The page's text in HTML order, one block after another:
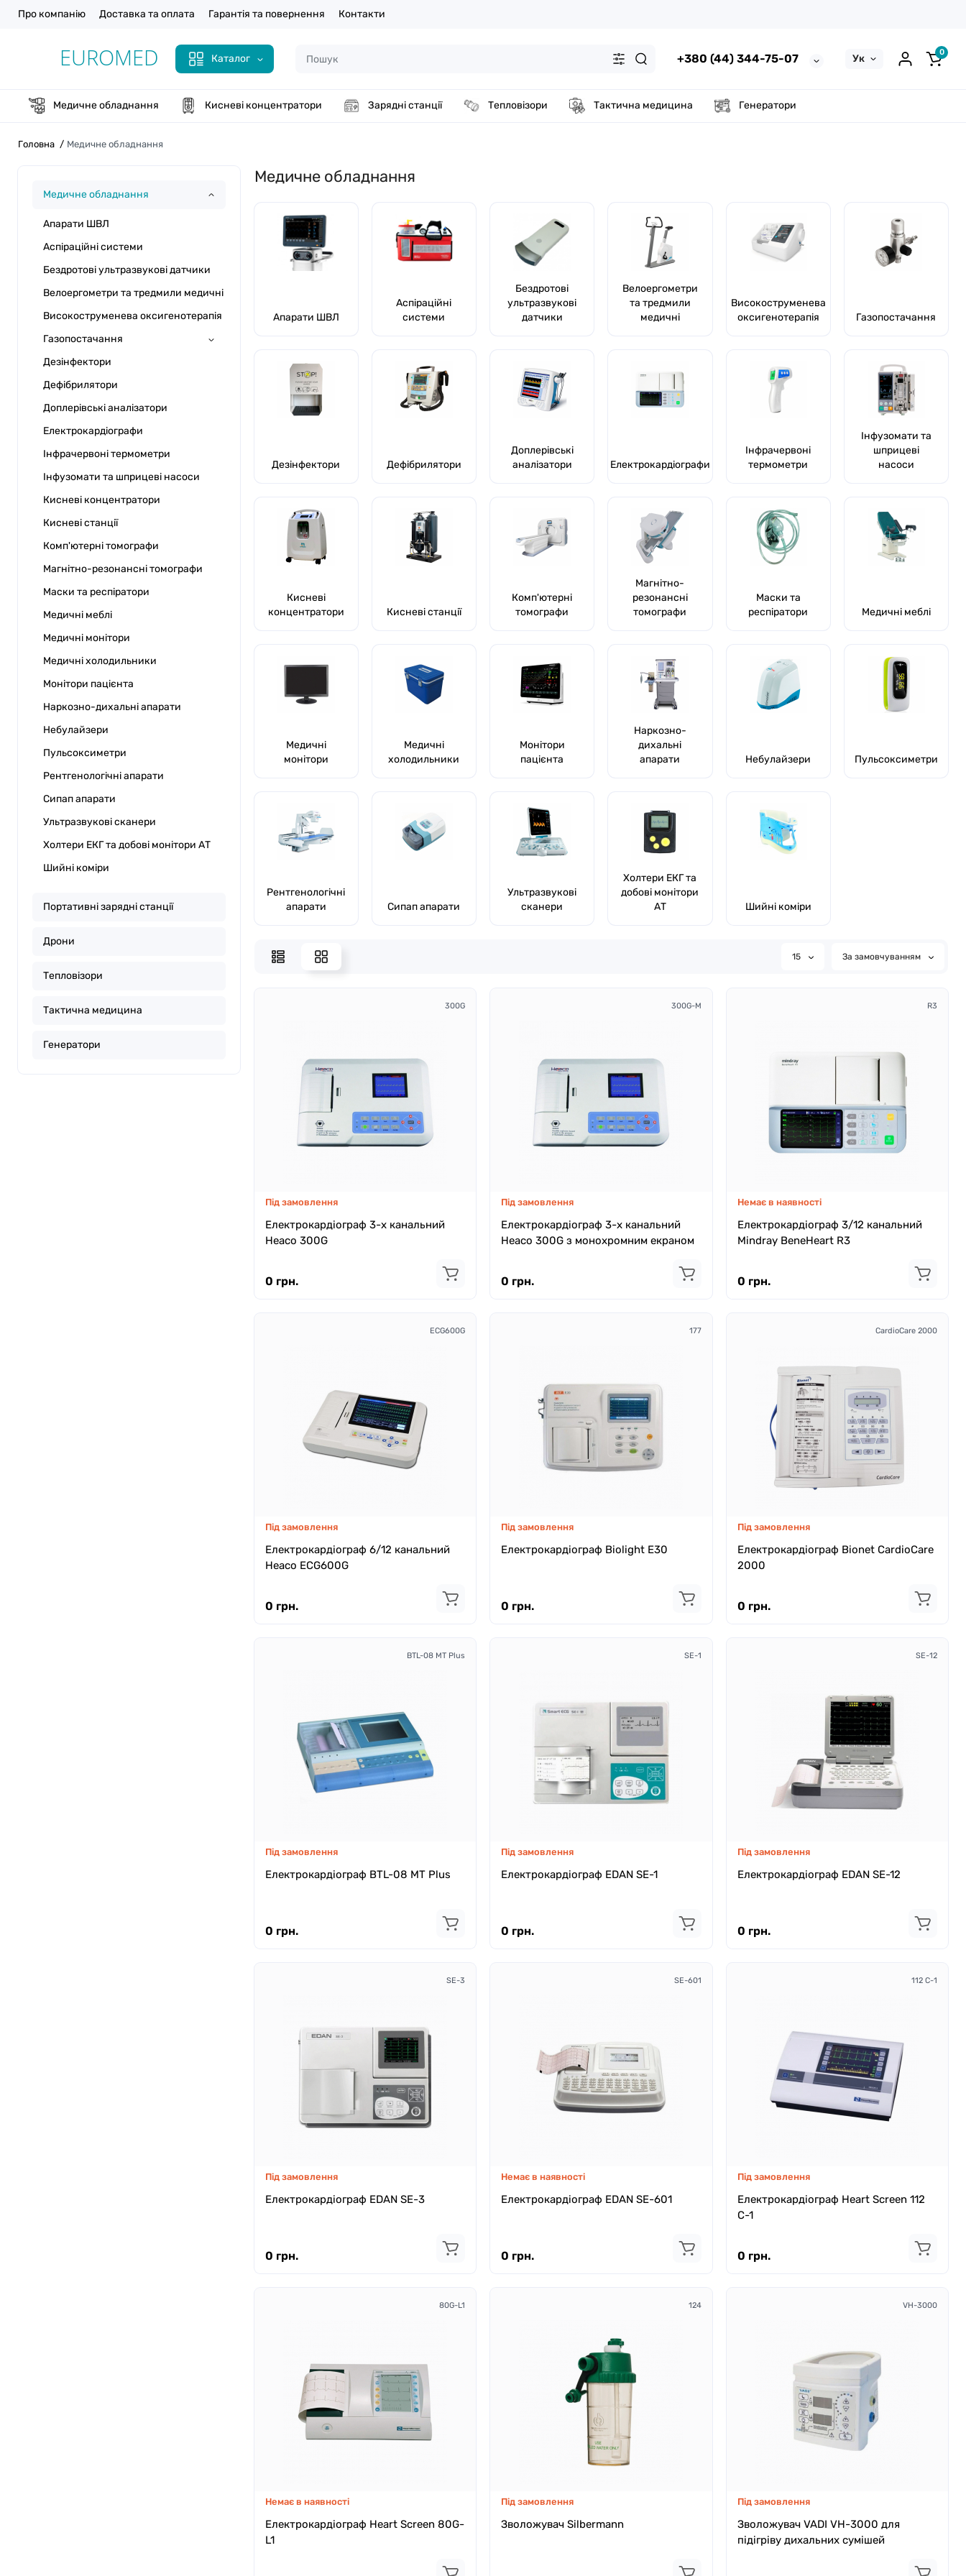
Про компанію Доставка та оплата Гарантія та повернення Контакти
Каталог +380 (44) 344-75-07 Ук
0
Медичне обладнання Кисневі концентратори Зарядні станції Тепловізори Тактична медицина Генератори
Головна Медичне обладнання
Медичне обладнання
Апарати ШВЛ
Аспіраційні системи
Бездротові ультразвукові датчики
Велоергометри та тредмили медичні
Високоструменева оксигенотерапія
Газопостачання
Дезінфектори
Дефібрилятори
Доплерівські аналізатори
Електрокардіографи
Інфрачервоні термометри
Інфузомати та шприцеві насоси
Кисневі концентратори
Кисневі станції
Комп'ютерні томографи
Магнітно-резонансні томографи
Маски та респіратори
Медичні меблі
Медичні монітори
Медичні холодильники
Монітори пацієнта
Наркозно-дихальні апарати
Небулайзери
Пульсоксиметри
Рентгенологічні апарати
Сипап апарати
Ультразвукові сканери
Холтери ЕКГ та добові монітори АТ
Шийні коміри
Портативні зарядні станції
Дрони
Тепловізори
Тактична медицина
Генератори
Медичне обладнання
Апарати ШВЛ
Аспіраційні
системи
Бездротові
ультразвукові
датчики
Велоергометри
та тредмили
медичні
Високоструменева
оксигенотерапія
Газопостачання
Дезінфектори Дефібрилятори
Доплерівські
аналізатори
Електрокардіографи
Інфрачервоні
термометри
Інфузомати та
шприцеві
насоси
Кисневі
концентратори
Кисневі станції
Комп'ютерні
томографи
Магнітно-
резонансні
томографи
Маски та
респіратори
Медичні меблі
Медичні
монітори
Медичні
холодильники
Монітори
пацієнта
Наркозно-
дихальні
апарати
Небулайзери Пульсоксиметри
Рентгенологічні
апарати
Сипап апарати
Ультразвукові
сканери
Холтери ЕКГ та
добові монітори
АТ
Шийні коміри
15 За замовчуванням
300G
Під замовлення
Електрокардіограф 3-х канальний
Heaco 300G
0 грн.
300G-M
Під замовлення
Електрокардіограф 3-х канальний
Heaco 300G з монохромним екраном
0 грн.
R3
Немає в наявності
Електрокардіограф 3/12 канальний
Mindray BeneHeart R3
0 грн.
ECG600G
Під замовлення
Електрокардіограф 6/12 канальний
Heaco ECG600G
0 грн.
177
Під замовлення
Електрокардіограф Biolight Е30
0 грн.
CardioCare 2000
Під замовлення
Електрокардіограф Bionet CardioCare
2000
0 грн.
BTL-08 MT Plus
Під замовлення
Електрокардіограф BTL-08 MT Plus
0 грн.
SE-1
Під замовлення
Електрокардіограф EDAN SE-1
0 грн.
SE-12
Під замовлення
Електрокардіограф EDAN SE-12
0 грн.
SE-3
Під замовлення
Електрокардіограф EDAN SE-3
0 грн.
SE-601
Немає в наявності
Електрокардіограф EDAN SE-601
0 грн.
112 C-1
Під замовлення
Електрокардіограф Heart Screen 112
C-1
0 грн.
80G-L1
Немає в наявності
Електрокардіограф Heart Screen 80G-
L1
124
Під замовлення
Зволожувач Silbermann
VH-3000
Під замовлення
Зволожувач VADI VH-3000 для
підігріву дихальних сумішей